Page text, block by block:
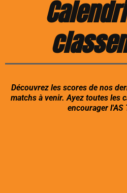
Découvrez les scores de nos
matchs à venir. Ayez toutes les
encourager l'AS